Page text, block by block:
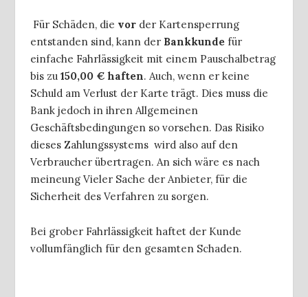
Für Schäden, die vor der Kartensperrung
entstanden sind, kann der Bankkunde für
einfache Fahrlässigkeit mit einem Pauschalbetrag
bis zu 150,00 € haften. Auch, wenn er keine
Schuld am Verlust der Karte trägt. Dies muss die
Bank jedoch in ihren Allgemeinen
Geschäftsbedingungen so vorsehen. Das Risiko
dieses Zahlungssystems wird also auf den
Verbraucher übertragen. An sich wäre es nach
meineung Vieler Sache der Anbieter, für die
Sicherheit des Verfahren zu sorgen.
Bei grober Fahrlässigkeit haftet der Kunde
vollumfänglich für den gesamten Schaden.